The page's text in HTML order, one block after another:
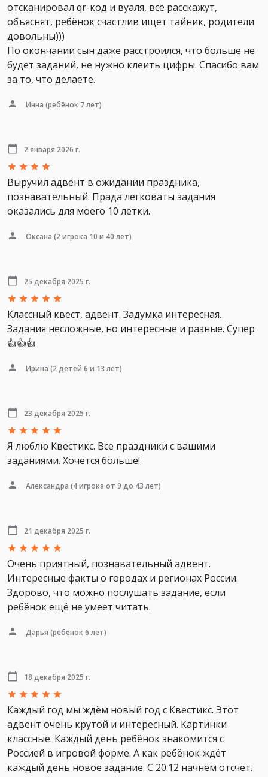
отсканировал qr-код и вуаля, всё расскажут,
объяснят, ребёнок счастлив ищет тайник, родители
довольны)))
По окончании сын даже расстроился, что больше не
будет заданий, не нужно клеить цифры. Спасибо вам
за то, что делаете.
Инна (ребёнок 7 лет)
2 января 2026 г.
Выручил адвент в ожидании праздника,
познавательный. Прада легковаты задания
оказались для моего 10 летки.
Оксана (2 игрока 10 и 40 лет)
25 декабря 2025 г.
Классный квест, адвент. Задумка интересная.
Задания несложные, но интересные и разные. Супер
👍👍👍
Ирина (2 детей 6 и 13 лет)
23 декабря 2025 г.
Я люблю Квестикс. Все праздники с вашими
заданиями. Хочется больше!
Александра (4 игрока от 9 до 43 лет)
21 декабря 2025 г.
Очень приятный, познавательный адвент.
Интересные факты о городах и регионах России.
Здорово, что можно послушать задание, если
ребёнок ещё не умеет читать.
Дарья (ребёнок 6 лет)
18 декабря 2025 г.
Каждый год мы ждём новый год с Квестикс. Этот
адвент очень крутой и интересный. Картинки
классные. Каждый день ребёнок знакомится с
Россией в игровой форме. А как ребёнок ждёт
каждый день новое задание. С 20.12 начнём отсчёт.